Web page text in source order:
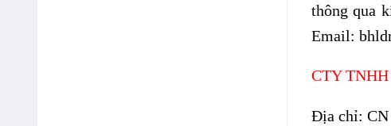
thông qua
Email:
CTY
Địa chỉ: CN